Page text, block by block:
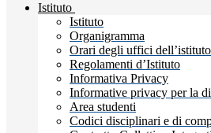
Istituto
Istituto
Organigramma
Orari degli uffici dell’istituto
Regolamenti d’Istituto
Informativa Privacy
Informative privacy per la
Area studenti
Codici disciplinari e di